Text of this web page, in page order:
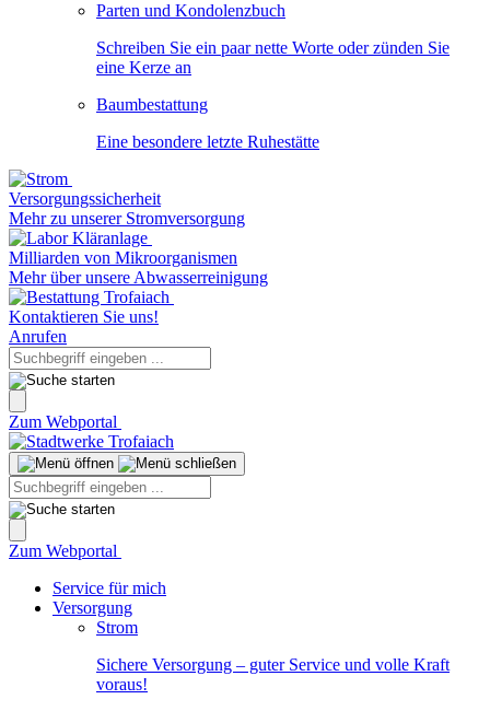
Parten und Kondolenzbuch
Schreiben Sie ein paar nette Worte oder zünden Sie
eine Kerze an
Baumbestattung
Eine besondere letzte Ruhestätte
Versorgungssicherheit
Mehr zu unserer Stromversorgung
Milliarden von Mikroorganismen
Mehr über unsere Abwasserreinigung
Kontaktieren Sie uns!
Anrufen
Zum Webportal
Zum Webportal
Service für mich
Versorgung
Strom
Sichere Versorgung – guter Service und volle Kraft
voraus!